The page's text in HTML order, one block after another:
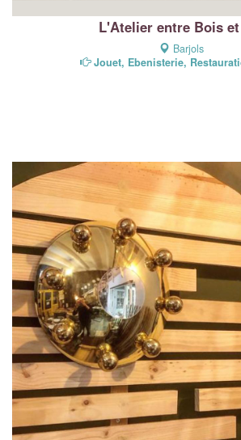
L'Atelier entre Bois
Barjols
Jouet, Ebenisterie,